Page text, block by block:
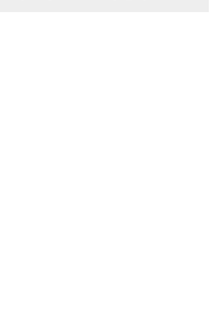
fémorale profonde]